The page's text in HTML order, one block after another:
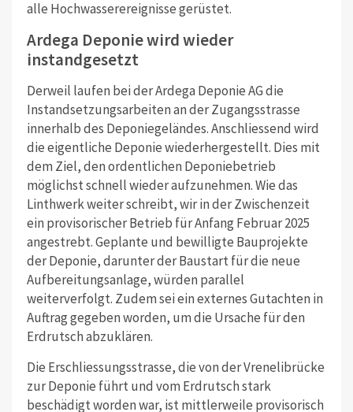
alle Hochwasserereignisse gerüstet.
Ardega Deponie wird wieder
instandgesetzt
Derweil laufen bei der Ardega Deponie AG die
Instandsetzungsarbeiten an der Zugangsstrasse
innerhalb des Deponiegeländes. Anschliessend wird
die eigentliche Deponie wiederhergestellt. Dies mit
dem Ziel, den ordentlichen Deponiebetrieb
möglichst schnell wieder aufzunehmen. Wie das
Linthwerk weiter schreibt, wir in der Zwischenzeit
ein provisorischer Betrieb für Anfang Februar 2025
angestrebt. Geplante und bewilligte Bauprojekte
der Deponie, darunter der Baustart für die neue
Aufbereitungsanlage, würden parallel
weiterverfolgt. Zudem sei ein externes Gutachten in
Auftrag gegeben worden, um die Ursache für den
Erdrutsch abzuklären.
Die Erschliessungsstrasse, die von der Vrenelibrücke
zur Deponie führt und vom Erdrutsch stark
beschädigt worden war, ist mittlerweile provisorisch